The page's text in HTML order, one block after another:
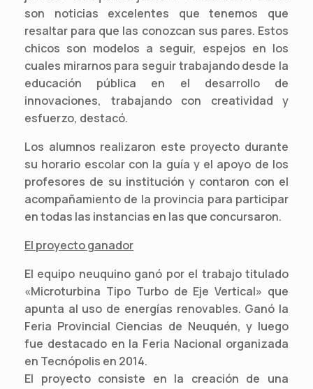
son noticias excelentes que tenemos que
resaltar para que las conozcan sus pares. Estos
chicos son modelos a seguir, espejos en los
cuales mirarnos para seguir trabajando desde la
educación pública en el desarrollo de
innovaciones, trabajando con creatividad y
esfuerzo, destacó.
Los alumnos realizaron este proyecto durante
su horario escolar con la guía y el apoyo de los
profesores de su institución y contaron con el
acompañamiento de la provincia para participar
en todas las instancias en las que concursaron.
El proyecto ganador
El equipo neuquino ganó por el trabajo titulado
«Microturbina Tipo Turbo de Eje Vertical» que
apunta al uso de energías renovables. Ganó la
Feria Provincial Ciencias de Neuquén, y luego
fue destacado en la Feria Nacional organizada
en Tecnópolis en 2014.
El proyecto consiste en la creación de una